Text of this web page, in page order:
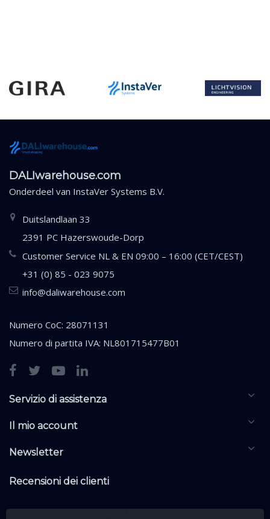
DALIwarehouse.com
Onderdeel van InstaVer Systems B.V.
Duitslandlaan 33
2391 PC Hazerswoude-Dorp
Customer Service NL & EN 09:00 – 16:00 (CET/CEST)
+31 (0) 85 - 023 9075
info@daliwarehouse.com
Numero CoC: 28071131
Numero di partita IVA: NL801715477B01
Servizio di assistenza
Il mio account
Newsletter
Recensioni dei clienti